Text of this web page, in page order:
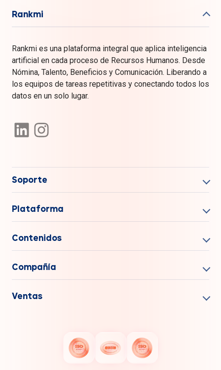
Rankmi
Rankmi es una plataforma integral que aplica inteligencia
artificial en cada proceso de Recursos Humanos. Desde
Nómina, Talento, Beneficios y Comunicación. Liberando a
los equipos de tareas repetitivas y conectando todos los
datos en un solo lugar.
Soporte
Plataforma
Contenidos
Compañía
Ventas